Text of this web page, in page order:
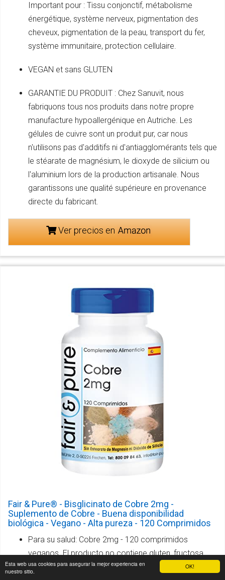
OK!
Esta web usa cookies para asegurar la mejor experiencia en
nuestro sitio.
Important pour : Tissu conjonctif, métabolisme
énergétique, système nerveux, pigmentation des
cheveux, pigmentation de la peau, transport du fer,
système immunitaire, protection cellulaire.
VEGAN et sans GLUTEN
GARANTIE DU PRODUIT : Chez Sanuvit, nous
fabriquons tous nos produits dans notre propre
manufacture hypoallergénique en Autriche. Les
gélules de cuivre sont un produit pur, car nous
n'utilisons pas d'additifs ni d'antiagglomérants tels que
le stéarate de magnésium, le dioxyde de silicium ou
l'aluminium lors de la production artisanale. Nous
garantissons une qualité supérieure en provenance
directe du fabricant.
Ver precios en
Fair & Pure® - Bisglicinato de Cobre 2mg -
Suplemento de Cobre - Buena disponibilidad
biológica - Vegano - Alta pureza - 120 Comprimidos
Para su salud: Cobre 2mg - 120 comprimidos
veganos. El producto no contiene gluten, fructosa,
lactosa, estearato de magnesio, dióxido de silicio,